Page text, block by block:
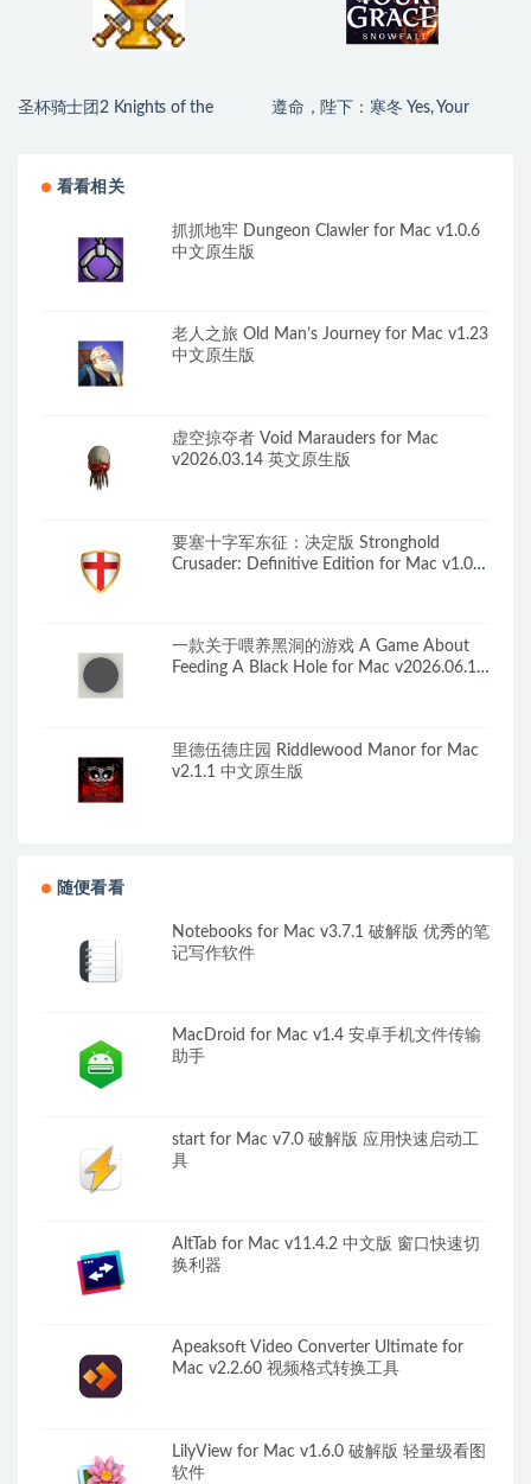
圣杯骑士团2 Knights of the
遵命，陛下：寒冬 Yes, Your
看看相关
抓抓地牢 Dungeon Clawler for Mac v1.0.6
中文原生版
老人之旅 Old Man’s Journey for Mac v1.23
中文原生版
虚空掠夺者 Void Marauders for Mac
v2026.03.14 英文原生版
要塞十字军东征：决定版 Stronghold
Crusader: Definitive Edition for Mac v1.05
一款关于喂养黑洞的游戏 A Game About
Feeding A Black Hole for Mac v2026.06.19
里德伍德庄园 Riddlewood Manor for Mac
v2.1.1 中文原生版
随便看看
Notebooks for Mac v3.7.1 破解版 优秀的笔
记写作软件
MacDroid for Mac v1.4 安卓手机文件传输
助手
start for Mac v7.0 破解版 应用快速启动工
具
AltTab for Mac v11.4.2 中文版 窗口快速切
换利器
Apeaksoft Video Converter Ultimate for
Mac v2.2.60 视频格式转换工具
LilyView for Mac v1.6.0 破解版 轻量级看图
软件